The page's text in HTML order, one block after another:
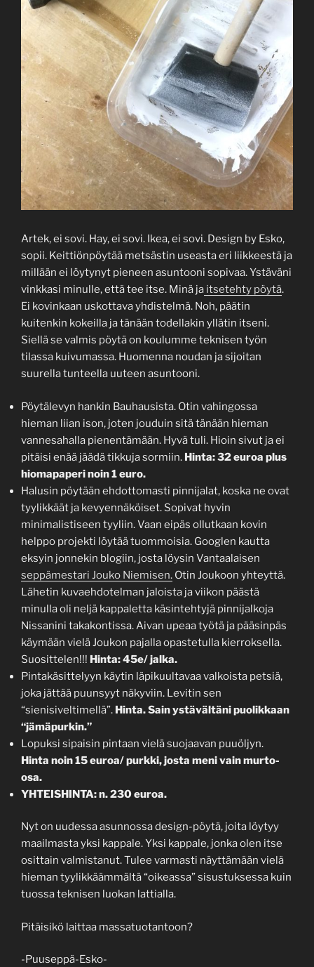
Artek, ei sovi. Hay, ei sovi. Ikea, ei sovi. Design by Esko,
sopii. Keittiönpöytää metsästin useasta eri liikkeestä ja
millään ei löytynyt pieneen asuntooni sopivaa. Ystäväni
vinkkasi minulle, että tee itse. Minä ja itsetehty pöytä.
Ei kovinkaan uskottava yhdistelmä. Noh, päätin
kuitenkin kokeilla ja tänään todellakin yllätin itseni.
Siellä se valmis pöytä on koulumme teknisen työn
tilassa kuivumassa. Huomenna noudan ja sijoitan
suurella tunteella uuteen asuntooni.
Pöytälevyn hankin Bauhausista. Otin vahingossa
hieman liian ison, joten jouduin sitä tänään hieman
vannesahalla pienentämään. Hyvä tuli. Hioin sivut ja ei
pitäisi enää jäädä tikkuja sormiin. Hinta: 32 euroa plus
hiomapaperi noin 1 euro.
Halusin pöytään ehdottomasti pinnijalat, koska ne ovat
tyylikkäät ja kevyennäköiset. Sopivat hyvin
minimalistiseen tyyliin. Vaan eipäs ollutkaan kovin
helppo projekti löytää tuommoisia. Googlen kautta
eksyin jonnekin blogiin, josta löysin Vantaalaisen
seppämestari Jouko Niemisen. Otin Joukoon yhteyttä.
Lähetin kuvaehdotelman jaloista ja viikon päästä
minulla oli neljä kappaletta käsintehtyjä pinnijalkoja
Nissanini takakontissa. Aivan upeaa työtä ja pääsinpäs
käymään vielä Joukon pajalla opastetulla kierroksella.
Suosittelen!!! Hinta: 45e/ jalka.
Pintakäsittelyyn käytin läpikuultavaa valkoista petsiä,
joka jättää puunsyyt näkyviin. Levitin sen
“sienisiveltimellä”. Hinta. Sain ystävältäni puolikkaan
“jämäpurkin.”
Lopuksi sipaisin pintaan vielä suojaavan puuöljyn.
Hinta noin 15 euroa/ purkki, josta meni vain murto-
osa.
YHTEISHINTA: n. 230 euroa.
Nyt on uudessa asunnossa design-pöytä, joita löytyy
maailmasta yksi kappale. Yksi kappale, jonka olen itse
osittain valmistanut. Tulee varmasti näyttämään vielä
hieman tyylikkäämmältä “oikeassa” sisustuksessa kuin
tuossa teknisen luokan lattialla.
Pitäisikö laittaa massatuotantoon?
-Puuseppä-Esko-